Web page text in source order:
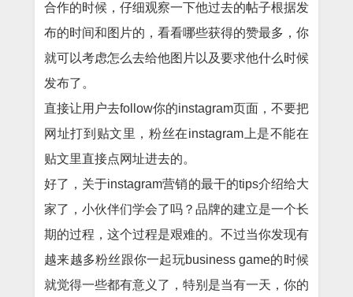
合作的时候，仔细观察一下他过去的帖子根据发
布的时间和图片的，看看哪些获得的赞最多，你
就可以考虑怎么去给他图片以及要求他什么时候
发布了。
直接让用户去follow你的instagram页面，不要把
网址打到贴文里，粉丝在instagram上是不能在
贴文里直接点网址进去的。
好了，关于instagram营销的最干的tips介绍给大
家了，小伙伴们学会了吗？品牌的建立是一个长
期的过程，这个过程是艰难的。不过当你发现有
越来越多粉丝跟你一起玩business game的时候
就觉得一些都有意义了，特别是当有一天，你的